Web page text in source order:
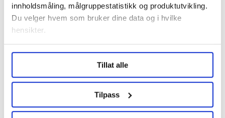
innholdsmåling, målgruppestatistikk og produktutvikling.
Du velger hvem som bruker dine data og i hvilke
hensikter.
Undermer infokan du lese om hvordan dine personlige
data behandles og hvordan du kan velge hvordan de skal
brukes. Du kan hele tiden endre eller trekke tilbake ditt
samtykke fra erklæringen om informasjonskapsler.
LO Medias publikasjoner frifagbevegelse.no, hk-nytt.no
Tillat alle
Tilpass